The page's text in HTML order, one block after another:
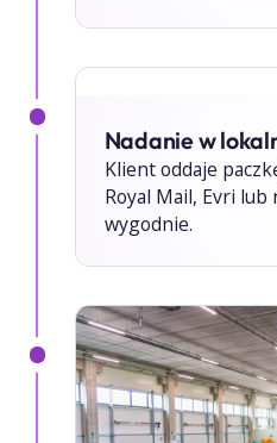
Nadanie w
Klient oddaje
Royal Mail, Evri lub
wygodnie.